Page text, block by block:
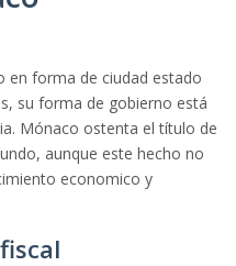
en forma de ciudad estado
su forma de gobierno está
Mónaco ostenta el título de
aunque este hecho no
economico y